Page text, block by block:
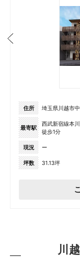
住所
埼玉県川越市
最寄駅
西武新宿線本
徒歩1分
現況 ー
坪数 31.13坪
川